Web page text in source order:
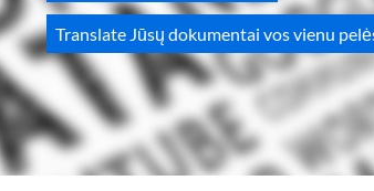
Translate Jūsų dokumentai vos vienu